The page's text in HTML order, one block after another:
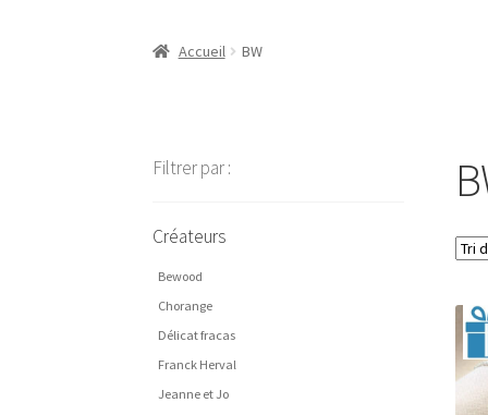
Accueil BW
Filtrer par :
Créateurs
Bewood
Chorange
Délicat fracas
Franck Herval
Jeanne et Jo